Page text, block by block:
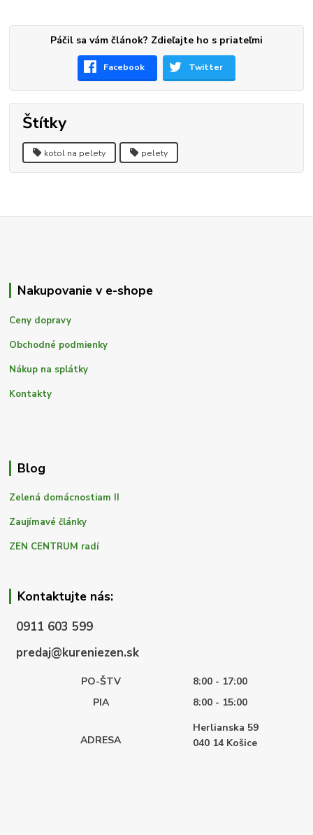
Páčil sa vám článok? Zdieľajte ho s priateľmi
Facebook Twitter
Štítky
kotol na pelety pelety
Nakupovanie v e-shope
Ceny dopravy
Obchodné podmienky
Nákup na splátky
Kontakty
Blog
Zelená domácnostiam II
Zaujímavé články
ZEN CENTRUM radí
Kontaktujte nás:
0911 603 599
predaj@kureniezen.sk
PO-ŠTV
8:00 - 17:00
PIA
8:00 - 15:00
ADRESA
Herlianska 59
040 14 Košice